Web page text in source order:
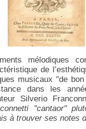
mélodiques
de
musicaux "de
dans les
Silverio
"cantaor"
à trouver ses notes